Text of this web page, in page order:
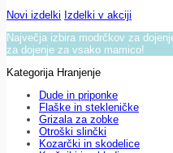
Novi izdelki Izdelki v akciji
Največja izbira modrčkov za
za dojenje za vsako mamico!
Kategorija Hranjenje
Dude in priponke
Flaške in stekleničke
Grizala za zobke
Otroški slinčki
Kozarčki in skodelice